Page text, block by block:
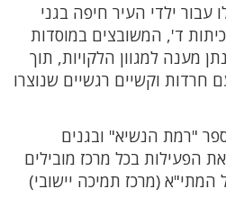
עבור ילדי העיר חיפה בגני
ד', המשובצים במוסדות
מענה למגוון הלקויות, תוך
חרדות וקשיים רגשיים שנוצרו
"רמת הנשיא" ובגנים
הפעילות בכל מרכז מובילים
המתי"א (מרכז תמיכה יישובי)